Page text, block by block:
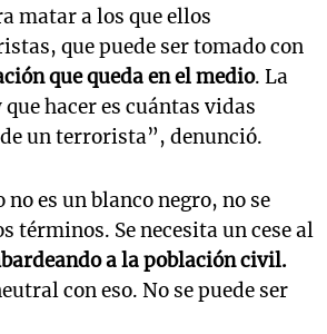
matar a los que ellos
que puede ser tomado con
que queda en el medio. La
hacer es cuántas vidas
un terrorista”, denunció.
no es un blanco negro, no se
términos. Se necesita un cese al
a la población civil.
con eso. No se puede ser